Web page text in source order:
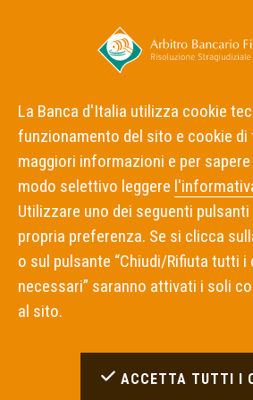
Home Diritto d'autore
Diritto d'autore
La Banca d'Italia è proprietaria del
Bancario Finanziario e lo gestisce.
titolare del diritto di autore e di
normativa sul diritto d'autore.
La Banca d'Italia utilizza cookie
funzionamento del sito e cookie di
maggiori informazioni e per
modo selettivo leggere
Utilizzare uno dei seguenti
propria preferenza. Se si clicca
o sul pulsante “Chiudi/Rifiuta tutti i
necessari” saranno attivati i soli
al sito.
ACCETTA TUTTI I